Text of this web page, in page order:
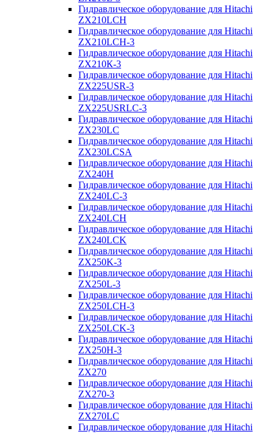
Гидравлическое оборудование для Hitachi
ZX210LCH
Гидравлическое оборудование для Hitachi
ZX210LCH-3
Гидравлическое оборудование для Hitachi
ZX210К-3
Гидравлическое оборудование для Hitachi
ZX225USR-3
Гидравлическое оборудование для Hitachi
ZX225USRLC-3
Гидравлическое оборудование для Hitachi
ZX230LC
Гидравлическое оборудование для Hitachi
ZX230LCSA
Гидравлическое оборудование для Hitachi
ZX240H
Гидравлическое оборудование для Hitachi
ZX240LC-3
Гидравлическое оборудование для Hitachi
ZX240LCH
Гидравлическое оборудование для Hitachi
ZX240LCK
Гидравлическое оборудование для Hitachi
ZX250K-3
Гидравлическое оборудование для Hitachi
ZX250L-3
Гидравлическое оборудование для Hitachi
ZX250LCH-3
Гидравлическое оборудование для Hitachi
ZX250LCK-3
Гидравлическое оборудование для Hitachi
ZX250Н-3
Гидравлическое оборудование для Hitachi
ZX270
Гидравлическое оборудование для Hitachi
ZX270-3
Гидравлическое оборудование для Hitachi
ZX270LC
Гидравлическое оборудование для Hitachi